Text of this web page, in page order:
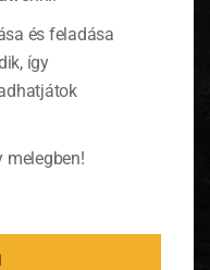
és feladása
így
melegben!